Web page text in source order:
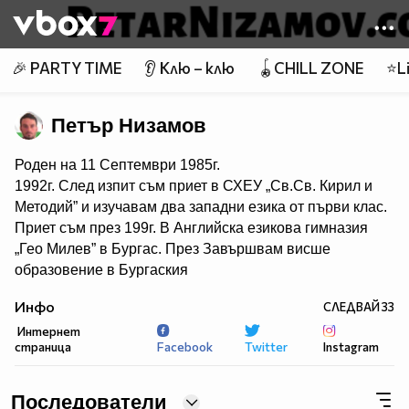
👾
🎉 PARTY TIME 👂 Клю – клю 🪀CHILL ZONE
Петър Низамов
Роден на 11 Септември 1985г.
1992г. След изпит съм приет в СХЕУ „Св.Св. Кирил и
Методий” и изучавам два западни езика от първи клас.
Приет съм през 199г. В Английска езикова гимназия
„Гео Милев” в Бургас. През Завършвам висше
образовение в Бургаския
2018г. с отличен. Основател и организатор през 2016г.
на две каузи , превърнати по-късно в благотворителни
неправителствени организации.
Европа”, започнало с наименованието „Цивилни
Инфо СЛЕДВАЙ33
Интернет
страница
Facebook Twitter Instagram
Последователи